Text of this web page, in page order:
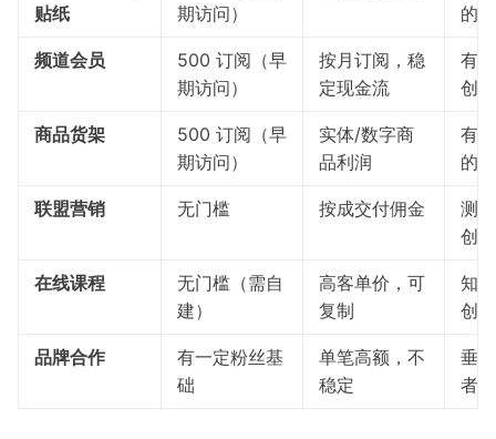
贴纸
期访问）
的
频道会员
500 订阅（早
期访问）
按月订阅，稳
定现金流
有
创
商品货架
500 订阅（早
期访问）
实体/数字商
品利润
有
的
联盟营销 无门槛 按成交付佣金
测
创
在线课程
无门槛（需自
建）
高客单价，可
复制
知
创
品牌合作
有一定粉丝基
础
单笔高额，不
稳定
垂
者